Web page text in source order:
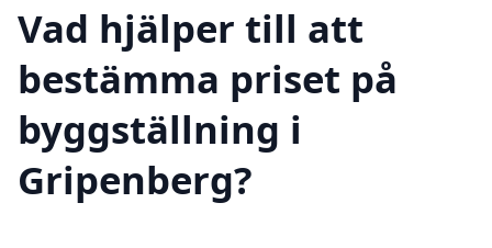
Vad hjälper till att
bestämma priset på
byggställning i
Gripenberg?